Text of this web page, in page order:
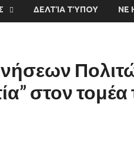
ΔΕΛΤΊΑ ΤΎΠΟΥ ΝΕ
στον τομέα